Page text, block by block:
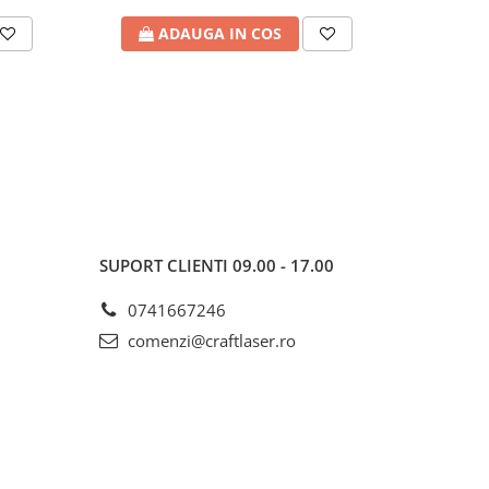
ADAUGA IN COS
SUPORT CLIENTI 09.00 - 17.00
0741667246
comenzi@craftlaser.ro